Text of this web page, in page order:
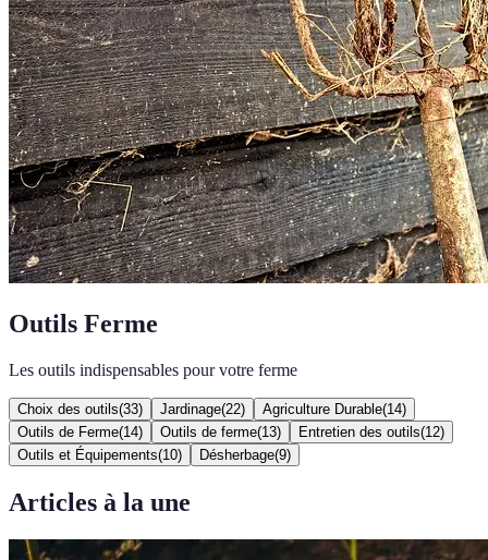
Outils Ferme
Les outils indispensables pour votre ferme
Choix des outils(33) Jardinage(22) Agriculture Durable(14)
Outils de Ferme(14) Outils de ferme(13) Entretien des outils(12)
Outils et Équipements(10) Désherbage(9)
Articles à la une